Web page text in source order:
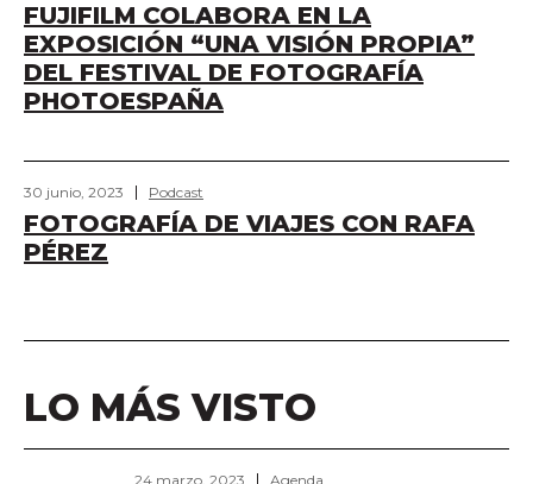
FUJIFILM COLABORA EN LA
EXPOSICIÓN “UNA VISIÓN PROPIA”
DEL FESTIVAL DE FOTOGRAFÍA
PHOTOESPAÑA
30 junio, 2023 Podcast
FOTOGRAFÍA DE VIAJES CON RAFA
PÉREZ
LO MÁS VISTO
24 marzo, 2023 Agenda